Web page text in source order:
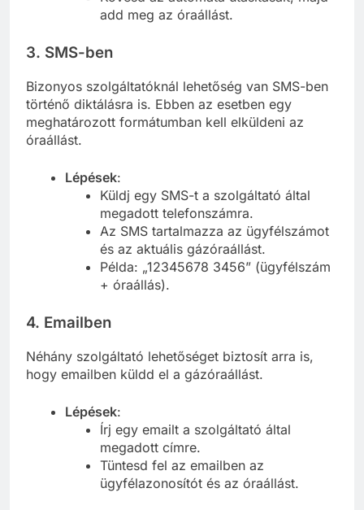
add meg az óraállást.
3. SMS-ben
Bizonyos szolgáltatóknál lehetőség van SMS-ben
történő diktálásra is. Ebben az esetben egy
meghatározott formátumban kell elküldeni az
óraállást.
Lépések:
Küldj egy SMS-t a szolgáltató által
megadott telefonszámra.
Az SMS tartalmazza az ügyfélszámot
és az aktuális gázóraállást.
Példa: „12345678 3456” (ügyfélszám
+ óraállás).
4. Emailben
Néhány szolgáltató lehetőséget biztosít arra is,
hogy emailben küldd el a gázóraállást.
Lépések:
Írj egy emailt a szolgáltató által
megadott címre.
Tüntesd fel az emailben az
ügyfélazonosítót és az óraállást.